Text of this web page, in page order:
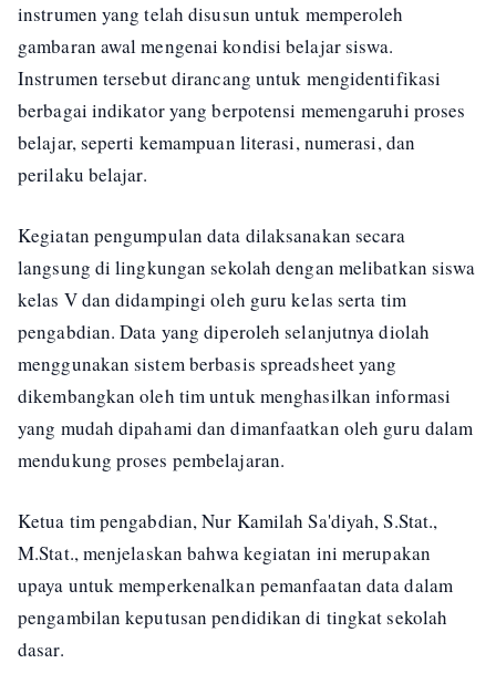
instrumen yang telah disusun untuk memperoleh
gambaran awal mengenai kondisi belajar siswa.
Instrumen tersebut dirancang untuk mengidentifikasi
berbagai indikator yang berpotensi memengaruhi proses
belajar, seperti kemampuan literasi, numerasi, dan
perilaku belajar.
Kegiatan pengumpulan data dilaksanakan secara
langsung di lingkungan sekolah dengan melibatkan siswa
kelas V dan didampingi oleh guru kelas serta tim
pengabdian. Data yang diperoleh selanjutnya diolah
menggunakan sistem berbasis spreadsheet yang
dikembangkan oleh tim untuk menghasilkan informasi
yang mudah dipahami dan dimanfaatkan oleh guru dalam
mendukung proses pembelajaran.
Ketua tim pengabdian, Nur Kamilah Sa'diyah, S.Stat.,
M.Stat., menjelaskan bahwa kegiatan ini merupakan
upaya untuk memperkenalkan pemanfaatan data dalam
pengambilan keputusan pendidikan di tingkat sekolah
dasar.